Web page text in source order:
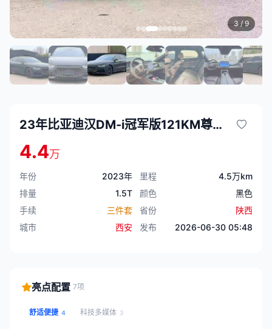
3/ 9
23年比亚迪汉DM-i冠军版121KM尊享型
4.4万
年份 2023年 里程
4.5万km
排量
1.5T 颜色
黑色
手续
三件套 省份
陕西
城市
西安 发布 2026-06-30 05:48
亮点配置 7项
舒适便捷 4 科技多媒体 3